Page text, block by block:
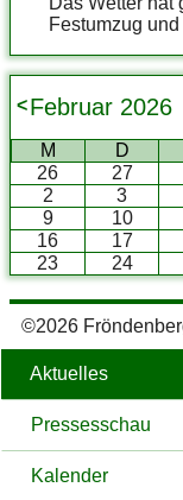
Aktuelles
Pressesschau
Kalender
Festumzug
Februar 2026
<
M D
26
27
2
3
9
10
16
17
23
24
©2026